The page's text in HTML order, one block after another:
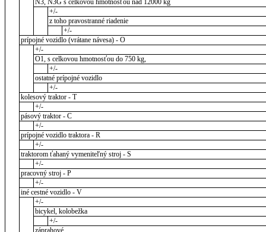
N3, N3G s celkovou hmotnosťou nad 12000 kg
+/-
z toho pravostranné riadenie
+/-
prípojné vozidlo (vrátane návesa) - O
+/-
O1, s celkovou hmotnosťou do 750 kg,
+/-
ostatné prípojné vozidlo
+/-
kolesový traktor - T
+/-
pásový traktor - C
+/-
prípojné vozidlo traktora - R
+/-
traktorom ťahaný vymeniteľný stroj - S
+/-
pracovný stroj - P
+/-
iné cestné vozidlo - V
+/-
bicykel, kolobežka
+/-